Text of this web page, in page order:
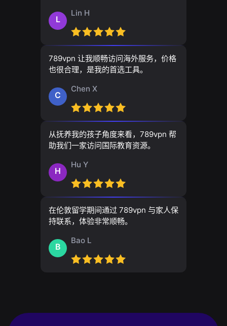
L
Lin H
789vpn 让我顺畅访问海外服务，价格
也很合理，是我的首选工具。
C
Chen X
从抚养我的孩子角度来看，789vpn 帮
助我们一家访问国际教育资源。
H
Hu Y
在伦敦留学期间通过 789vpn 与家人保
持联系，体验非常顺畅。
B
Bao L